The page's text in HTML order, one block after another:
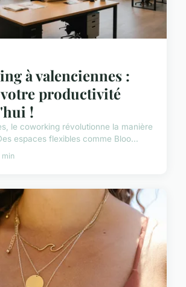
à valenciennes :
productivité
!
le coworking révolutionne la manière
espaces flexibles comme Bloo...
min